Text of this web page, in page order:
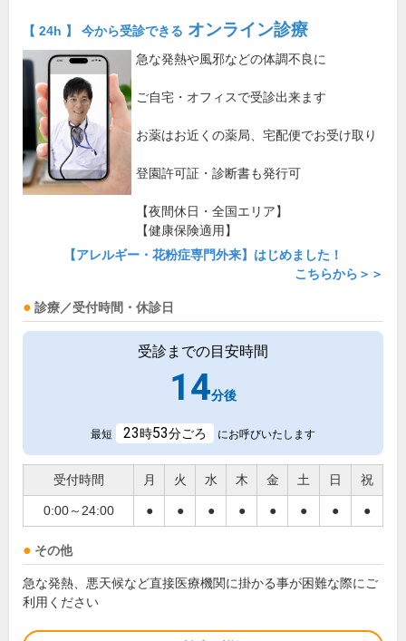
【 24h 】 今から受診できる オンライン診療
急な発熱や風邪などの体調不良に
ご自宅・オフィスで受診出来ます
お薬はお近くの薬局、宅配便でお受け取り
登園許可証・診断書も発行可
【夜間休日・全国エリア】
【健康保険適用】
【アレルギー・花粉症専門外来】はじめました！
こちらから＞＞
診療／受付時間・休診日
受診までの目安時間
14分後
最短 23時53分ごろ にお呼びいたします
受付時間 月 火 水 木 金 土 日 祝
0:00～24:00 ● ● ● ● ● ● ● ●
その他
急な発熱、悪天候など直接医療機関に掛かる事が困難な際にご
利用ください